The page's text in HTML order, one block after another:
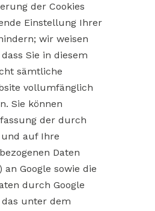
der Cookies
Einstellung Ihrer
wir weisen
Sie in diesem
sämtliche
vollumfänglich
Sie können
der durch
auf Ihre
Daten
Google sowie die
durch Google
unter dem